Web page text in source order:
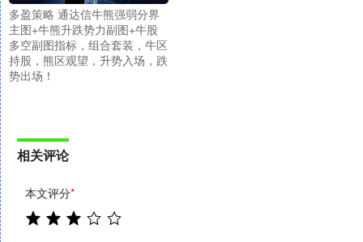
多盈策略 通达信牛熊强弱分界
主图+牛熊升跌势力副图+牛股
多空副图指标，组合套装，牛区
持股，熊区观望，升势入场，跌
势出场！
相关评论
本文评分*